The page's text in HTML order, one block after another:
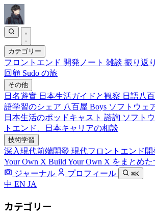
カテゴリー
フロントエンド 開発ノート 雑談 振り返
回顧 Sudo の旅
その他
日名遊實 日本生活ガイドと観察 日語八
語学習のシェア 八百屋 Boys ソフトウェ
日本生活のポッドキャスト 諮詢 ソフト
トエンド、日本キャリアの相談
技術学習
深入現代前端開發 現代フロントエンド
Your Own X Build Your Own X をまとめた
ジャーナル
プロフィール ⌘K
中 EN JA
カテゴリー